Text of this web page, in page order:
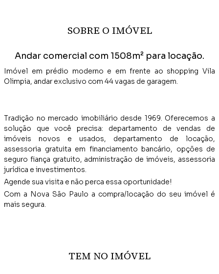
SOBRE O IMÓVEL
Andar comercial com 1508m² para locação.
Imóvel em prédio moderno e em frente ao shopping Vila
Olimpia, andar exclusivo com 44 vagas de garagem.
Tradição no mercado imobiliário desde 1969. Oferecemos a
solução que você precisa: departamento de vendas de
imóveis novos e usados, departamento de locação,
assessoria gratuita em financiamento bancário, opções de
seguro fiança gratuito, administração de imóveis, assessoria
jurídica e investimentos.
Agende sua visita e não perca essa oportunidade!
Com a Nova São Paulo a compra/locação do seu imóvel é
mais segura.
TEM NO IMÓVEL